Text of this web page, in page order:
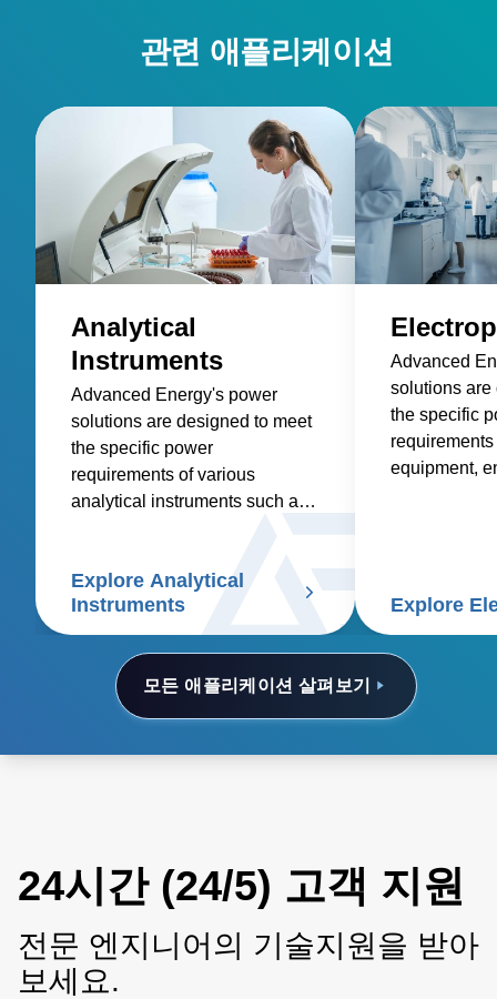
관련 애플리케이션
모든 애플리케이션 살펴보기
Analytical
Instruments
Advanced Energy's power
solutions are designed to meet
the specific power
requirements of various
analytical instruments such as
electrophoresis, particle size
analyzers, and scanning
electron microscopes.
Explore Analytical
Instruments
Advanced
solutions are
the specific
equipment,
Explore
24시간 (24/5) 고객 지원
전문 엔지니어의 기술지원을 받아
보세요.